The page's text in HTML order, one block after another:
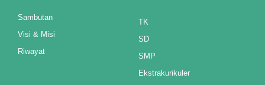
Sambutan
Visi & Misi
Riwayat
TK
SD
SMP
Ekstrakurikuler